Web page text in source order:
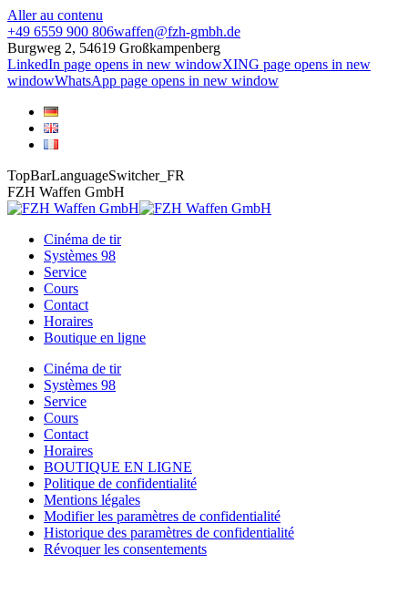
Aller au contenu
+49 6559 900 806waffen@fzh-gmbh.de
Burgweg 2, 54619 Großkampenberg
LinkedIn page opens in new windowXING page opens in new
windowWhatsApp page opens in new window
TopBarLanguageSwitcher_FR
FZH Waffen GmbH
Cinéma de tir
Systèmes 98
Service
Cours
Contact
Horaires
Boutique en ligne
Cinéma de tir
Systèmes 98
Service
Cours
Contact
Horaires
BOUTIQUE EN LIGNE
Politique de confidentialité
Mentions légales
Modifier les paramètres de confidentialité
Historique des paramètres de confidentialité
Révoquer les consentements